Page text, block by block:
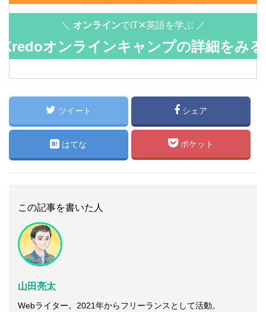
＼ オンラインでIT✕英語を学ぶ ／
Kredoオンラインキャンプの詳細をみる
ツイート シェア
はてな ポケット
この記事を書いた人
山田亮太
Webライター。2021年からフリーランスとして活動。